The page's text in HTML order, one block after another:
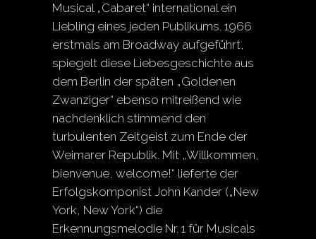
Musical „Cabaret“ international ein
Liebling eines jeden Publikums. 1966
erstmals am Broadway aufgeführt,
spiegelt diese Liebesgeschichte aus
dem Berlin der späten „Goldenen
Zwanziger“ ebenso mitreißend wie
nachdenklich stimmend den
turbulenten Zeitgeist zum Ende der
Weimarer Republik. Mit „Willkommen,
bienvenue, welcome!“ lieferte der
Erfolgskomponist John Kander („New
York, New York“) die
Erkennungsmelodie Nr. 1 für Musicals